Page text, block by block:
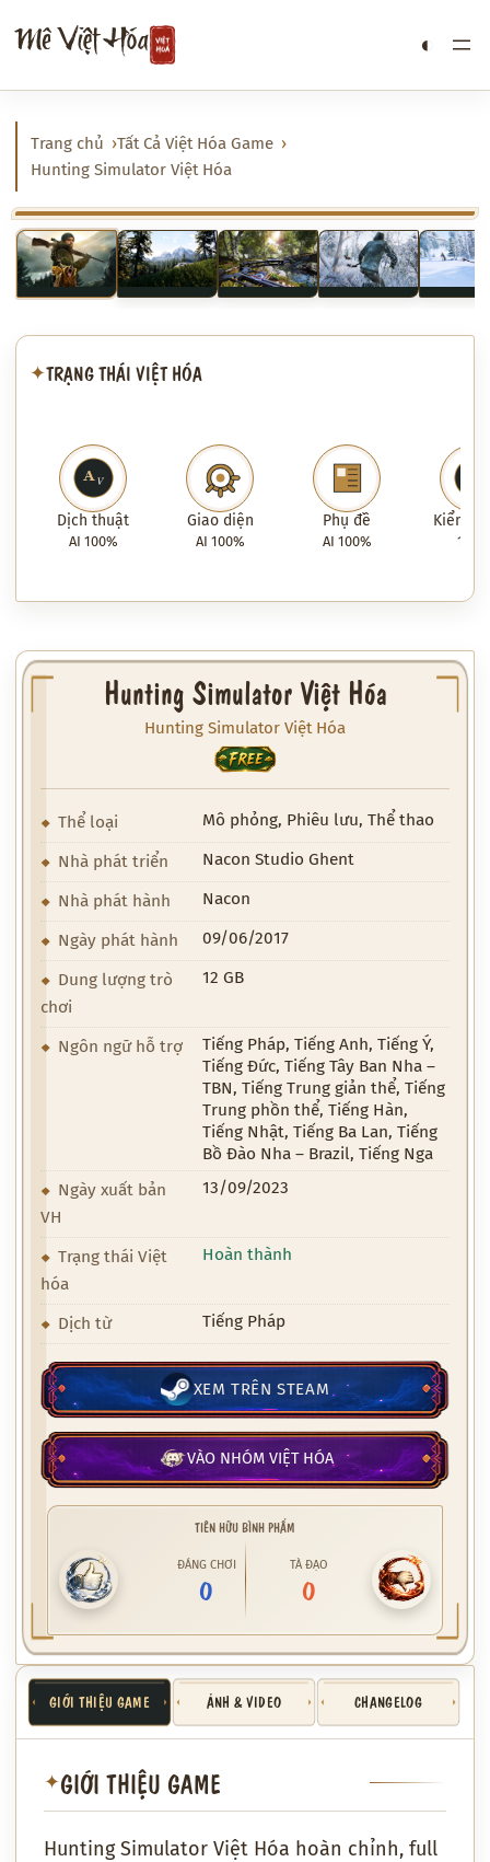
đến
nội
dung
Mê Việt Hóa ◐
Trang chủ
Tất Cả Việt Hóa Game
Hunting Simulator Việt Hóa
‹ ›
✦TRẠNG THÁI VIỆT HÓA
Dịch thuật
AI 100%
Giao diện
AI 100%
Phụ đề
AI 100%
Kiểm
100%
Hunting Simulator Việt Hóa
Hunting Simulator Việt Hóa
FREE
Thể loại Mô phỏng, Phiêu lưu, Thể thao
Nhà phát triển Nacon Studio Ghent
Nhà phát hành Nacon
Ngày phát hành 09/06/2017
Dung lượng trò
chơi
12 GB
Ngôn ngữ hỗ trợ
Tiếng Pháp, Tiếng Anh, Tiếng Ý,
Tiếng Đức, Tiếng Tây Ban Nha –
TBN, Tiếng Trung giản thể, Tiếng
Trung phồn thể, Tiếng Hàn,
Tiếng Nhật, Tiếng Ba Lan, Tiếng
Bồ Đào Nha – Brazil, Tiếng Nga
Ngày xuất bản
VH
13/09/2023
Trạng thái Việt
hóa
Hoàn thành
Dịch từ Tiếng Pháp
XEM TRÊN STEAM
VÀO NHÓM VIỆT HÓA
TIÊN HỮU BÌNH PHẨM
ĐÁNG CHƠI
0
TÀ ĐẠO
0
GIỚI THIỆU GAME ẢNH & VIDEO CHANGELOG
✦GIỚI THIỆU GAME
Hunting Simulator Việt Hóa hoàn chỉnh, full